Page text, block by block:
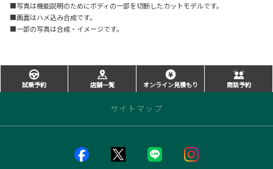
■写真は機能説明のためにボディの一部を切断したカットモデルです。
■画面はハメ込み合成です。
■一部の写真は合成・イメージです。
試乗予約 店舗一覧 オンライン見積もり 商談予約
サイトマップ